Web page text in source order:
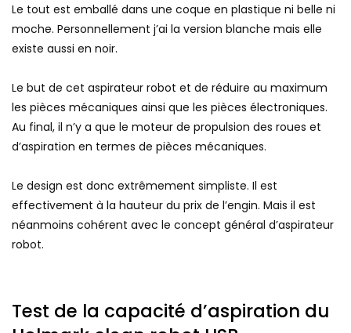
Le tout est emballé dans une coque en plastique ni belle ni
moche. Personnellement j’ai la version blanche mais elle
existe aussi en noir.
Le but de cet aspirateur robot et de réduire au maximum
les pièces mécaniques ainsi que les pièces électroniques.
Au final, il n’y a que le moteur de propulsion des roues et
d’aspiration en termes de pièces mécaniques.
Le design est donc extrêmement simpliste. Il est
effectivement à la hauteur du prix de l’engin. Mais il est
néanmoins cohérent avec le concept général d’aspirateur
robot.
Test de la capacité d’aspiration du